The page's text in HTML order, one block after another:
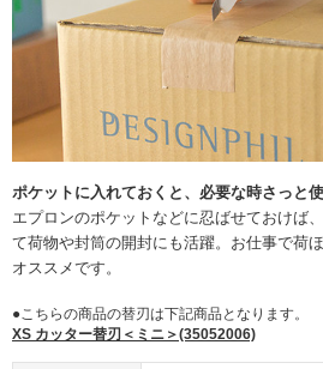
ポケットに入れておくと、必要な時さっと
エプロンのポケットなどに忍ばせておけば
て荷物や封筒の開封にも活躍。お仕事で荷
オススメです。
●こちらの商品の替刃は下記商品となります。
XS カッター替刃＜ミニ＞(35052006)